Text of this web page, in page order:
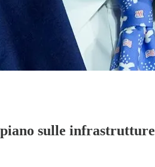
sulle infrastrutture